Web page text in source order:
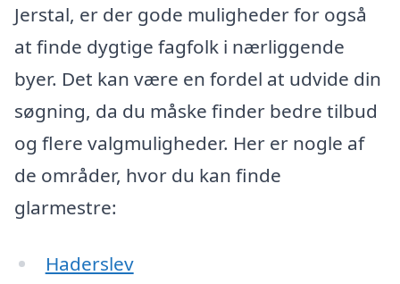
Jerstal, er der gode muligheder for også
at finde dygtige fagfolk i nærliggende
byer. Det kan være en fordel at udvide din
søgning, da du måske finder bedre tilbud
og flere valgmuligheder. Her er nogle af
de områder, hvor du kan finde
glarmestre:
Haderslev